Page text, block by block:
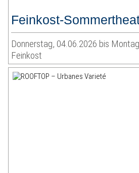
Feinkost-
Donnerstag, 04.06.2026 bis
Feinkost